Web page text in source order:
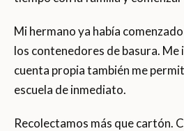
Mi hermano ya había
los contenedores de basura.
cuenta propia también me
escuela de inmediato.
Recolectamos más que cartón.